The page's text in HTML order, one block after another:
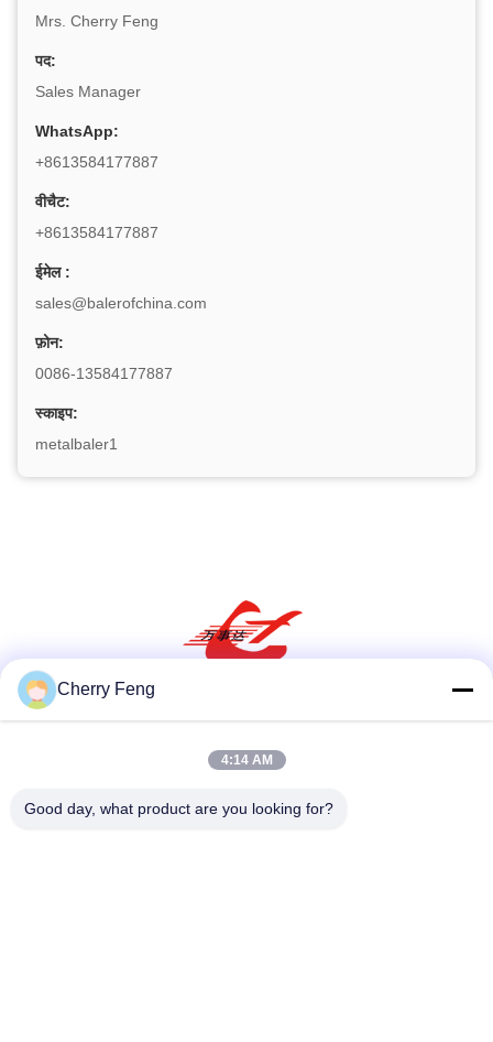
Mrs. Cherry Feng
पद:
Sales Manager
WhatsApp:
+8613584177887
वीचैट:
+8613584177887
ईमेल :
sales@balerofchina.com
फ़ोन:
0086-13584177887
स्काइप:
metalbaler1
सोशल मीडिया
त्वरित संपर्क
Cherry Feng
4:14 AM
Good day, what product are you looking for?